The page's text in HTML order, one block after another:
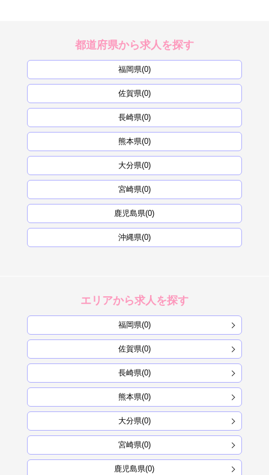
都道府県から求人を探す
福岡県(0)
佐賀県(0)
長崎県(0)
熊本県(0)
大分県(0)
宮崎県(0)
鹿児島県(0)
沖縄県(0)
エリアから求人を探す
福岡県(0)
佐賀県(0)
長崎県(0)
熊本県(0)
大分県(0)
宮崎県(0)
鹿児島県(0)